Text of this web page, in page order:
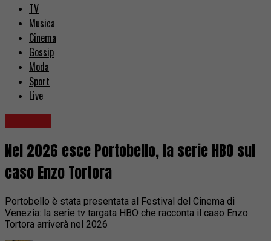
TV
Musica
Cinema
Gossip
Moda
Sport
Live
Nel 2026 esce Portobello, la serie HBO sul
caso Enzo Tortora
Portobello è stata presentata al Festival del Cinema di
Venezia: la serie tv targata HBO che racconta il caso Enzo
Tortora arriverà nel 2026